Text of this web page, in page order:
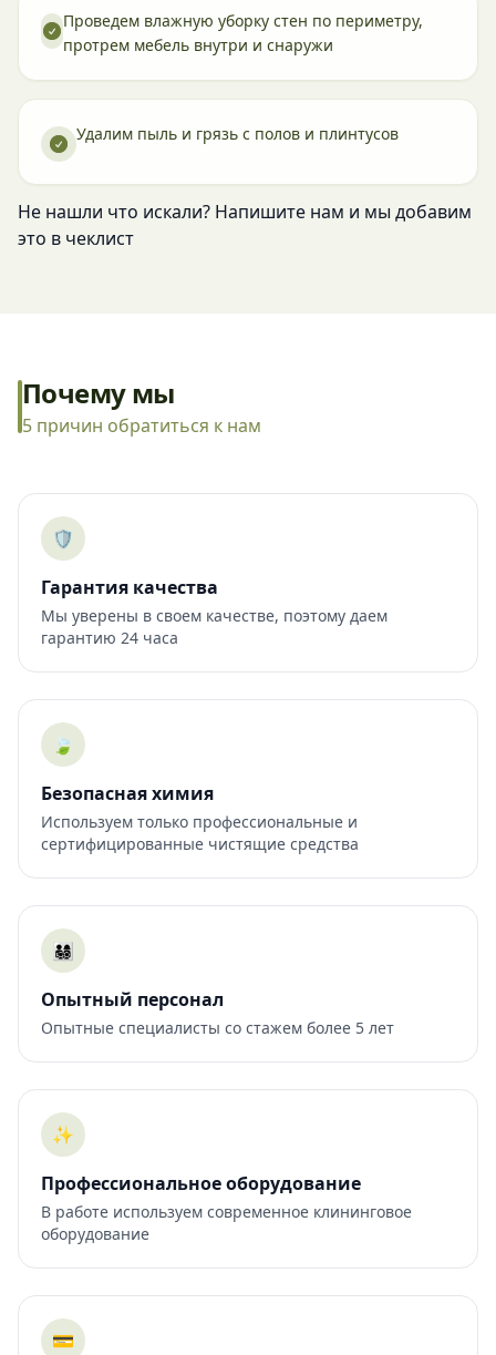
Проведем влажную уборку стен по периметру,
протрем мебель внутри и снаружи
Удалим пыль и грязь с полов и плинтусов
Не нашли что искали? Напишите нам и мы добавим
это в чеклист
Почему мы
5 причин обратиться к нам
🛡️
Гарантия качества
Мы уверены в своем качестве, поэтому даем
гарантию 24 часа
🍃
Безопасная химия
Используем только профессиональные и
сертифицированные чистящие средства
👨‍👩‍👧‍👦
Опытный персонал
Опытные специалисты со стажем более 5 лет
✨
Профессиональное оборудование
В работе используем современное клининговое
оборудование
💳